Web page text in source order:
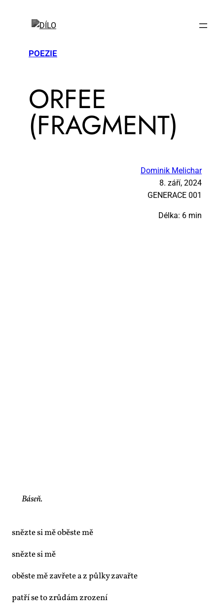
POEZIE
OR­FEE
(FRAG­MENT)
Dominik Melichar
8. září, 2024
GE­NE­RA­CE 001
Délka: 6 min
Báseň.
sněz­te si mě oběs­te mě
sněz­te si mě
oběs­te mě za­vře­te a z půl­ky za­vař­te
pat­ří se to zrů­dám zro­ze­ní